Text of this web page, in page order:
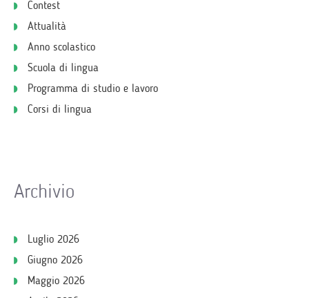
Contest
Attualità
Anno scolastico
Scuola di lingua
Programma di studio e lavoro
Corsi di lingua
Archivio
Luglio 2026
Giugno 2026
Maggio 2026